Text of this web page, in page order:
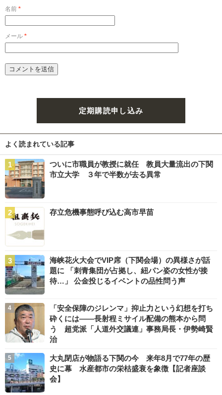
名前 *
メール *
定期購読申し込み
よく読まれている記事
ついに市職員が教授に就任 教員大量流出の下関
市立大学 ３年で半数が去る異常
存立危機事態呼び込む高市早苗
海峡花火大会でVIP席（下関会場）の異様さが話
題に 「刺青集団が占拠し、紐パン姿の女性が接
待…」 公金投じるイベントの品性問う声
「安全保障のジレンマ」抑止力という幻想を打ち
砕くには――長射程ミサイル配備の熊本から問
う 超党派「人道外交議連」事務局長・伊勢崎賢
治
大丸閉店が物語る下関の今 来年8月で77年の歴
史に幕 水産都市の栄枯盛衰を象徴【記者座談
会】